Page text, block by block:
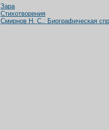
Зара
Стихотворения
Смирнов Н. С.: Биографическая